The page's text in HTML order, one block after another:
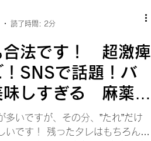
読了時間: 2分
合法です！ 超激痺
！SNSで話題！バ
味しすぎる 麻薬た
痺版”の作り方 合
多いですが、その分、”たれ”だけ
いです！ 残ったタレはもちろん豆